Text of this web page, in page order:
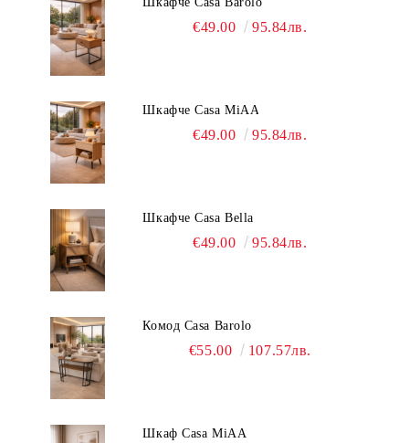
€49.00 95.84лв.
Шкафче Casa MiAA
€49.00 95.84лв.
Шкафче Casa Bella
€49.00 95.84лв.
Комод Casa Barolo
€55.00 107.57лв.
Шкаф Casa MiAA